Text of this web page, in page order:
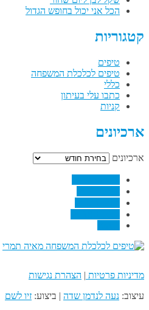
הכל אני יכול בחופש הגדול
קטגוריות
טיפים
טיפים לכלכלת המשפחה
כללי
כתבו עלי בעיתון
קניות
ארכיונים
ארכיונים
מדיניות פרטיות | הצהרת נגישות
עיצוב: נעה לנדמן שדה | ביצוע: זיו לשם